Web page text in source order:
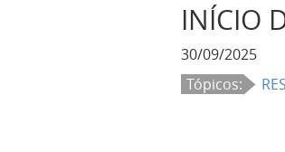
INÍCIO
30/09/2025
Tópicos: